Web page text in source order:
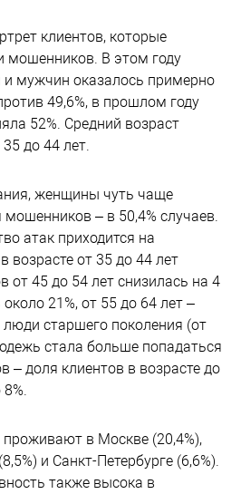
клиентов, которые
мошенников. В этом году
мужчин оказалось примерно
49,6%, в прошлом году
52%. Средний возраст
до 44 лет.
женщины чуть чаще
– в 50,4% случаев.
атак приходится на
возрасте от 35 до 44 лет
от 45 до 54 лет снизилась на 4
21%, от 55 до 64 лет –
люди старшего поколения (от
стала больше попадаться
– доля клиентов в возрасте до
в Москве (20,4%),
и Санкт-Петербурге (6,6%).
также высока в